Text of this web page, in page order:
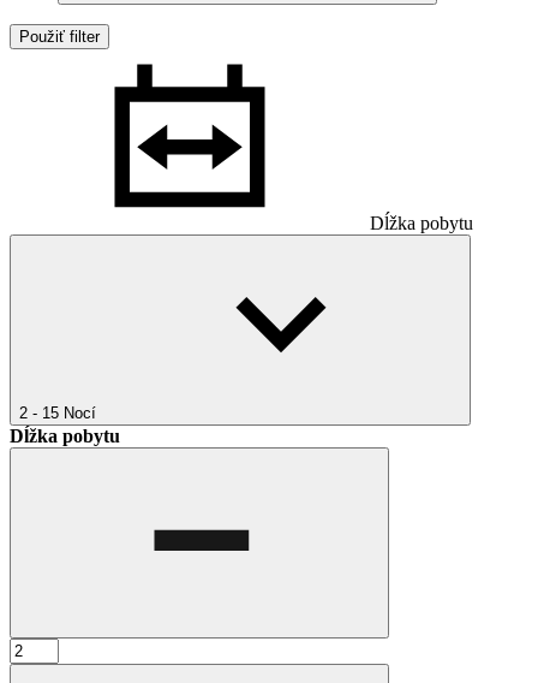
Použiť filter
Dĺžka pobytu
2 - 15 Nocí
Dĺžka pobytu